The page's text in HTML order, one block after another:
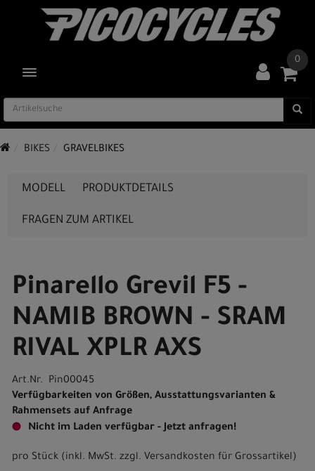
TOGGLE NAVIGATION
0
BIKES GRAVELBIKES
MODELL PRODUKTDETAILS
FRAGEN ZUM ARTIKEL
Pinarello Grevil F5 -
NAMIB BROWN - SRAM
RIVAL XPLR AXS
Art.Nr. Pin00045
Verfügbarkeiten von Größen, Ausstattungsvarianten &
Rahmensets auf Anfrage
Nicht im Laden verfügbar - Jetzt anfragen!
pro Stück (inkl. MwSt. zzgl. Versandkosten für Grossartikel)